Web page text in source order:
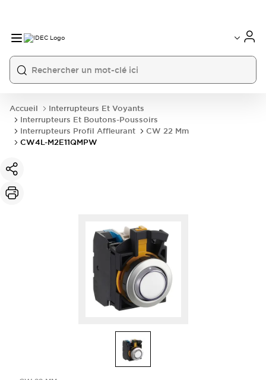
Accueil
Interrupteurs Et Voyants
Interrupteurs Et Boutons-Poussoirs
Interrupteurs Profil Affleurant
CW 22 Mm
CW4L-M2E11QMPW